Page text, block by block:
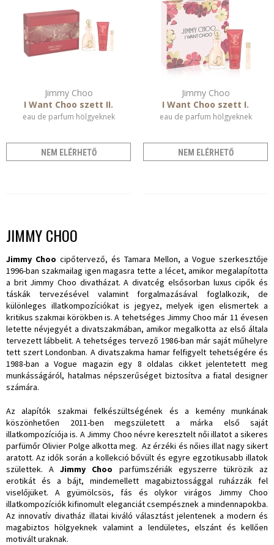
Jimmy Choo
I Want Choo szett II.
eau de parfum hölgyeknek
NEM ELÉRHETŐ
Jimmy Choo
I Want Choo szett I.
eau de parfum hölgyeknek
NEM ELÉRHETŐ
JIMMY CHOO
Jimmy Choo cipőtervező, és Tamara Mellon, a Vogue szerkesztője
1996-ban szakmailag igen magasra tette a lécet, amikor megalapította
a brit Jimmy Choo divatházat. A divatcég elsősorban luxus cipők és
táskák tervezésével valamint forgalmazásával foglalkozik, de
különleges illatkompozíciókat is jegyez, melyek igen elismertek a
kritikus szakmai körökben is. A tehetséges Jimmy Choo már 11 évesen
letette névjegyét a divatszakmában, amikor megalkotta az első általa
tervezett lábbelit. A tehetséges tervező 1986-ban már saját műhelyre
tett szert Londonban. A divatszakma hamar felfigyelt tehetségére és
1988-ban a Vogue magazin egy 8 oldalas cikket jelentetett meg
munkásságáról, hatalmas népszerűséget biztosítva a fiatal designer
számára.
Az alapítók szakmai felkészültségének és a kemény munkának
köszönhetően 2011-ben megszületett a márka első saját
illatkompozíciója is. A Jimmy Choo névre keresztelt női illatot a sikeres
parfümőr Olivier Polge alkotta meg. Az érzéki és nőies illat nagy sikert
aratott. Az idők során a kollekció bővült és egyre egzotikusabb illatok
születtek. AJimmy Choo parfümszériák egyszerre tükrözik az
erotikát és a bájt, mindemellett magabiztossággal ruházzák fel
viselőjüket. A gyümölcsös, fás és olykor virágos Jimmy Choo
illatkompozíciók kifinomult eleganciát csempésznek a mindennapokba.
Az innovatív divatház illatai kiváló választást jelentenek a modern és
magabiztos hölgyeknek valamint a lendületes, elszánt és kellően
motivált uraknak.